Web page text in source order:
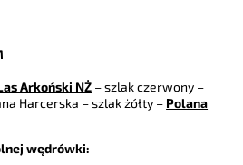
Arkoński NŻ – szlak czerwony –
Harcerska – szlak żółty – Polana
wędrówki: